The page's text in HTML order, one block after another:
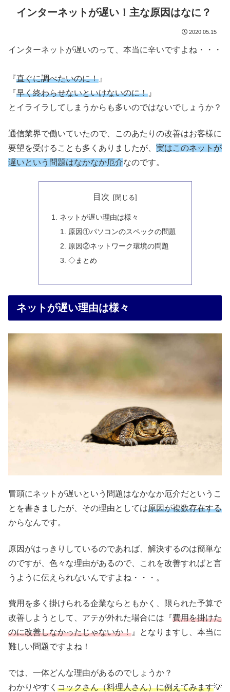
インターネットが遅い！主な原因はなに？
2020.05.15
インターネットが遅いのって、本当に辛いですよね・・・
『直ぐに調べたいのに！ 』
『早く終わらせないといけないのに！ 』
とイライラしてしまうからも多いのではないでしょうか？
通信業界で働いていたので、このあたりの改善はお客様に
要望を受けることも多くありましたが、 実はこのネットが
遅いという問題はなかなか厄介なのです。
目次
ネットが遅い理由は様々
原因①パソコンのスペックの問題
原因②ネットワーク環境の問題
◇まとめ
ネットが遅い理由は様々
冒頭にネットが遅いという問題はなかなか厄介だというこ
とを書きましたが、その理由としては原因が複数存在する
からなんです。
原因がはっきりしているのであれば、解決するのは簡単な
のですが、色々な理由があるので、これを改善すればと言
うように伝えられないんですよね・・・。
費用を多く掛けられる企業ならともかく、限られた予算で
改善しようとして、アテが外れた場合には『費用を掛けた
のに改善しなかったじゃないか！ 』となりますし、本当に
難しい問題ですよね！
では、一体どんな理由があるのでしょうか？
わかりやすく コックさん（料理人さん）に例えてみます💡